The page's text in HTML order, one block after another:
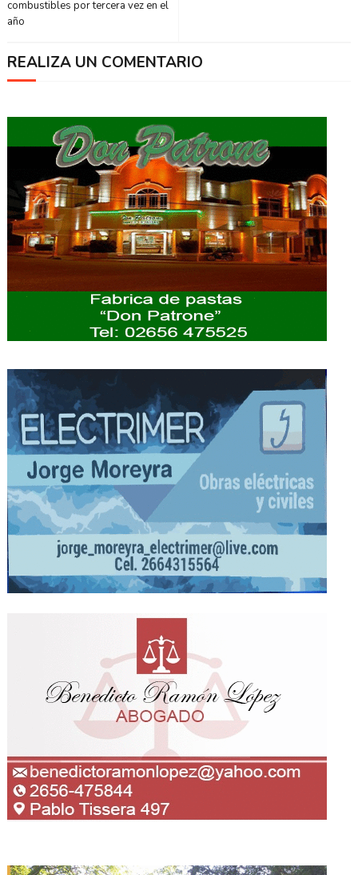
combustibles por tercera vez en el
año
REALIZA UN COMENTARIO